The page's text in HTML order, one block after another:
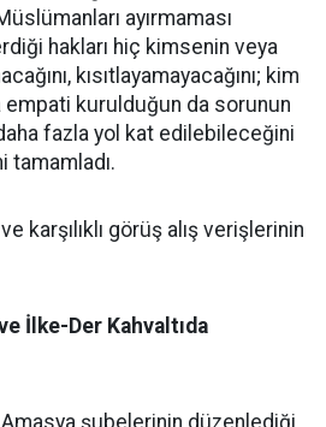
ayırmaması
hakları hiç kimsenin veya
kısıtlayamayacağını; kim
kurulduğun da sorunun
fazla yol kat edilebileceğini
tamamladı.
karşılıklı görüş alış verişlerinin
İlke-Der Kahvaltıda
şubelerinin düzenlediği